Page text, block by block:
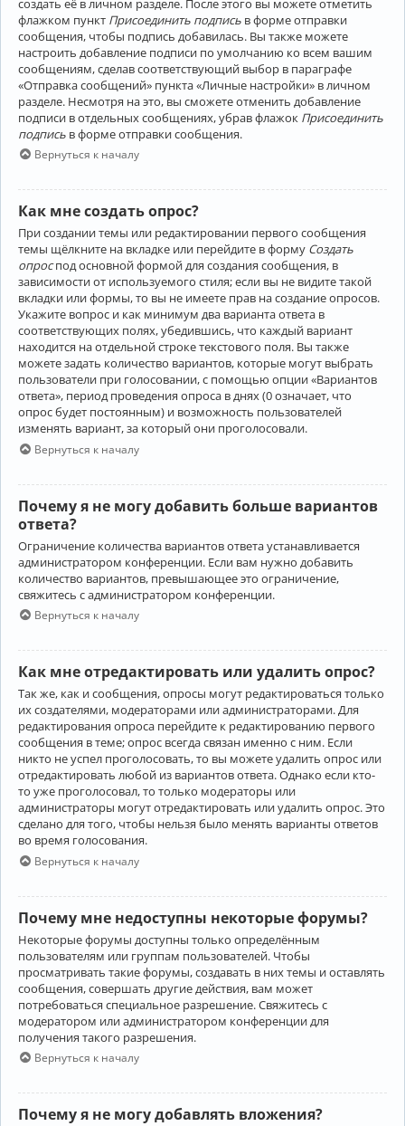
флажком пункт Присоединить подпись в форме отправки
сообщения, чтобы подпись добавилась. Вы также можете
настроить добавление подписи по умолчанию ко всем вашим
сообщениям, сделав соответствующий выбор в параграфе
«Отправка сообщений» пункта «Личные настройки» в личном
разделе. Несмотря на это, вы сможете отменить добавление
подписи в отдельных сообщениях, убрав флажок Присоединить
подпись в форме отправки сообщения.
Вернуться к началу
Как мне создать опрос?
При создании темы или редактировании первого сообщения
темы щёлкните на вкладке или перейдите в форму Создать
опроспод основной формой для создания сообщения, в
зависимости от используемого стиля; если вы не видите такой
вкладки или формы, то вы не имеете прав на создание опросов.
Укажите вопрос и как минимум два варианта ответа в
соответствующих полях, убедившись, что каждый вариант
находится на отдельной строке текстового поля. Вы также
можете задать количество вариантов, которые могут выбрать
пользователи при голосовании, с помощью опции «Вариантов
ответа», период проведения опроса в днях (0 означает, что
опрос будет постоянным) и возможность пользователей
изменять вариант, за который они проголосовали.
Вернуться к началу
Почему я не могу добавить больше вариантов
ответа?
Ограничение количества вариантов ответа устанавливается
администратором конференции. Если вам нужно добавить
количество вариантов, превышающее это ограничение,
свяжитесь с администратором конференции.
Вернуться к началу
Как мне отредактировать или удалить опрос?
Так же, как и сообщения, опросы могут редактироваться только
их создателями, модераторами или администраторами. Для
редактирования опроса перейдите к редактированию первого
сообщения в теме; опрос всегда связан именно с ним. Если
никто не успел проголосовать, то вы можете удалить опрос или
отредактировать любой из вариантов ответа. Однако если кто-
то уже проголосовал, то только модераторы или
администраторы могут отредактировать или удалить опрос. Это
сделано для того, чтобы нельзя было менять варианты ответов
во время голосования.
Вернуться к началу
Почему мне недоступны некоторые форумы?
Некоторые форумы доступны только определённым
пользователям или группам пользователей. Чтобы
просматривать такие форумы, создавать в них темы и оставлять
сообщения, совершать другие действия, вам может
потребоваться специальное разрешение. Свяжитесь с
модератором или администратором конференции для
получения такого разрешения.
Вернуться к началу
Почему я не могу добавлять вложения?